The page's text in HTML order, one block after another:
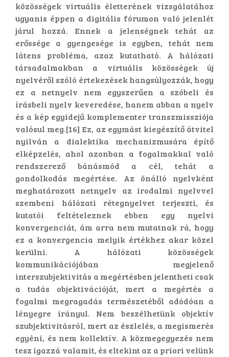
közösségek virtuális életterének vizsgálatához
ugyanis éppen a digitális fórumon való jelenlét
járul hozzá. Ennek a jelenségnek tehát az
erőssége a gyengesége is egyben, tehát nem
látens probléma, azaz kutatható. A hálózati
társadalmakban a virtuális közösségek új
nyelvéről szóló értekezések hangsúlyozzák, hogy
ez a netnyelv nem egyszerűen a szóbeli és
írásbeli nyelv keveredése, hanem abban a nyelv
és a kép egyidejű komplementer transzmissziója
valósul meg.[16] Ez, az egymást kiegészítő átvitel
nyilván a dialektika mechanizmusára építő
elképzelés, ahol azonban a fogalmakkal való
rendszerező bánásmód a cél, tehát a
gondolkodás megértése. Az önálló nyelvként
meghatározott netnyelv az irodalmi nyelvvel
szembeni hálózati rétegnyelvet terjeszti, és
kutatói feltételeznek ebben egy nyelvi
konvergenciát, ám arra nem mutatnak rá, hogy
ez a konvergencia melyik értékhez akar közel
kerülni. A hálózati közösségek
kommunikációjában megjelenő
interszubjektivitás a megértésben jelentheti csak
a tudás objektivációját, mert a megértés a
fogalmi megragadás természetéből adódóan a
lényegre irányul. Nem beszélhetünk objektív
szubjektivitásról, mert az észlelés, a megismerés
egyéni, és nem kollektív. A közmegegyezés nem
tesz igazzá valamit, és eltekint az a priori velünk